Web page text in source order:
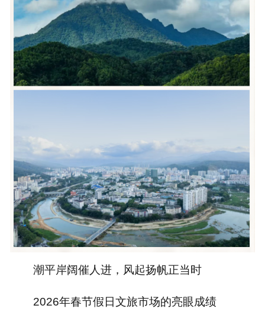
潮平岸阔催人进，风起扬帆正当时
2026年春节假日文旅市场的亮眼成绩